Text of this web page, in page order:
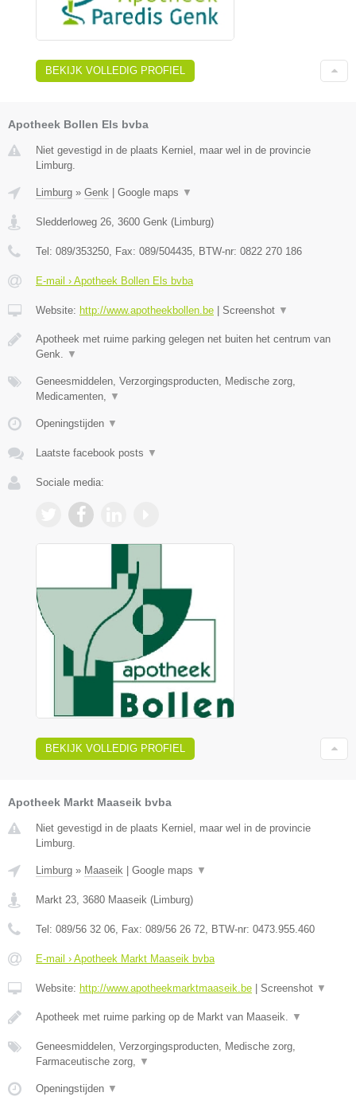
BEKIJK VOLLEDIG PROFIEL
Apotheek Bollen Els bvba
Niet gevestigd in de plaats Kerniel, maar wel in de provincie
Limburg.
Limburg » Genk Google maps ▼
Sledderloweg 26, 3600 Genk (Limburg)
Tel: 089/353250, Fax: 089/504435, BTW-nr: 0822 270 186
E-mail › Apotheek Bollen Els bvba
Website: http://www.apotheekbollen.be Screenshot ▼
Apotheek met ruime parking gelegen net buiten het centrum van
Genk. ▼
Geneesmiddelen, Verzorgingsproducten, Medische zorg,
Medicamenten, ▼
Openingstijden ▼
Laatste facebook posts ▼
Sociale media:
BEKIJK VOLLEDIG PROFIEL
Apotheek Markt Maaseik bvba
Niet gevestigd in de plaats Kerniel, maar wel in de provincie
Limburg.
Limburg » Maaseik Google maps ▼
Markt 23, 3680 Maaseik (Limburg)
Tel: 089/56 32 06, Fax: 089/56 26 72, BTW-nr: 0473.955.460
E-mail › Apotheek Markt Maaseik bvba
Website: http://www.apotheekmarktmaaseik.be Screenshot ▼
Apotheek met ruime parking op de Markt van Maaseik. ▼
Geneesmiddelen, Verzorgingsproducten, Medische zorg,
Farmaceutische zorg, ▼
Openingstijden ▼